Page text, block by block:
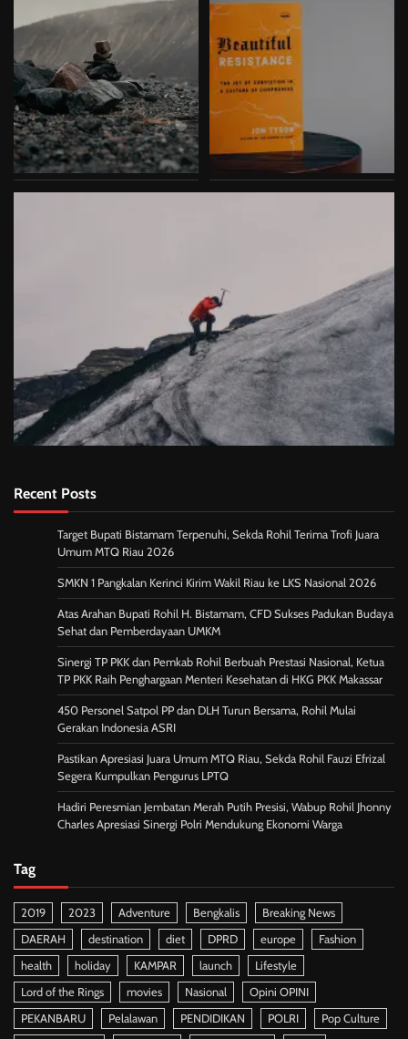
Recent Posts
Target Bupati Bistamam Terpenuhi, Sekda Rohil Terima Trofi Juara
Umum MTQ Riau 2026
SMKN 1 Pangkalan Kerinci Kirim Wakil Riau ke LKS Nasional 2026
Atas Arahan Bupati Rohil H. Bistamam, CFD Sukses Padukan Budaya
Sehat dan Pemberdayaan UMKM
Sinergi TP PKK dan Pemkab Rohil Berbuah Prestasi Nasional, Ketua
TP PKK Raih Penghargaan Menteri Kesehatan di HKG PKK Makassar
450 Personel Satpol PP dan DLH Turun Bersama, Rohil Mulai
Gerakan Indonesia ASRI
Pastikan Apresiasi Juara Umum MTQ Riau, Sekda Rohil Fauzi Efrizal
Segera Kumpulkan Pengurus LPTQ
Hadiri Peresmian Jembatan Merah Putih Presisi, Wabup Rohil Jhonny
Charles Apresiasi Sinergi Polri Mendukung Ekonomi Warga
Tag
2019 2023 Adventure Bengkalis
Breaking News
DAERAH
destination diet DPRD europe
Fashion
health
holiday KAMPAR launch
Lifestyle
Lord of the Rings
movies Nasional
Opini OPINI
PEKANBARU
Pelalawan PENDIDIKAN POLRI
Pop Culture